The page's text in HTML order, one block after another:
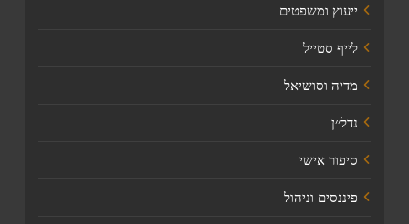
ייעוץ ומשפטים
לייף סטייל
מדיה וסושיאל
נדל׳׳ן
סיפור אישי
פיננסים וניהול